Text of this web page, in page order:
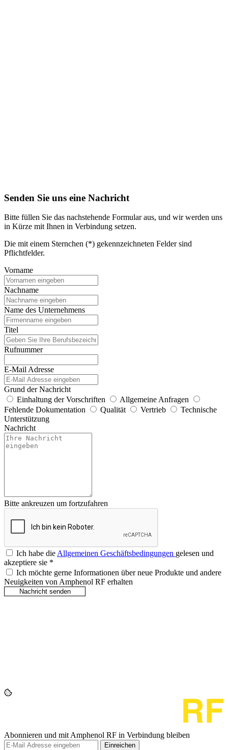
Senden Sie uns eine Nachricht
Bitte füllen Sie das nachstehende Formular aus, und wir werden uns
in Kürze mit Ihnen in Verbindung setzen.
Die mit einem Sternchen (*) gekennzeichneten Felder sind
Pflichtfelder.
Vorname
Nachname
Name des Unternehmens
Titel
Rufnummer
E-Mail Adresse
Grund der Nachricht
Einhaltung der Vorschriften
Allgemeine Anfragen
Fehlende Dokumentation
Qualität Vertrieb
Technische
Unterstützung
Nachricht
Bitte ankreuzen um fortzufahren
Ich habe dieAllgemeinen Geschäftsbedingungen gelesen und
akzeptiere sie *
Ich möchte gerne Informationen über neue Produkte und andere
Neuigkeiten von Amphenol RF erhalten
Abonnieren und mit Amphenol RF in Verbindung bleiben
Einreichen